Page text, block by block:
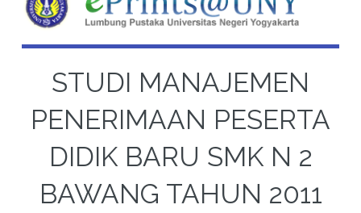
STUDI MANAJEMEN
PENERIMAAN PESERTA
DIDIK BARU SMK N 2
BAWANG TAHUN 2011